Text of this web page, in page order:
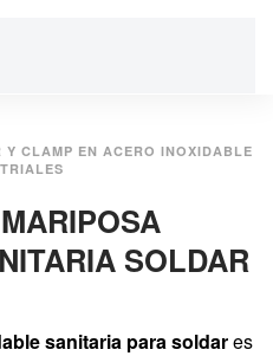
CLAMP EN ACERO INOXIDABLE
SOLDAR
sanitaria para soldares